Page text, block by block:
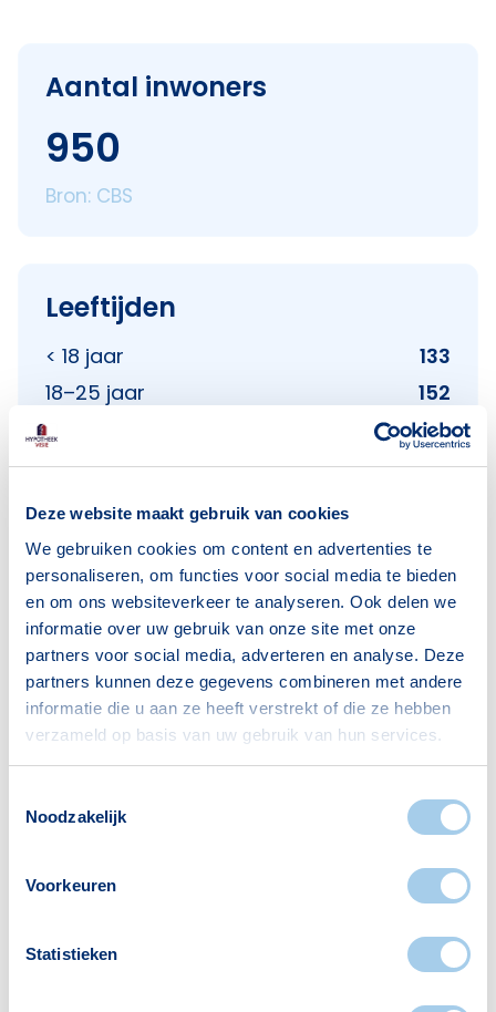
Deze website maakt gebruik van cookies
We gebruiken cookies om content en advertenties te
personaliseren, om functies voor social media te bieden
en om ons websiteverkeer te analyseren. Ook delen we
informatie over uw gebruik van onze site met onze
partners voor social media, adverteren en analyse. Deze
partners kunnen deze gegevens combineren met andere
informatie die u aan ze heeft verstrekt of die ze hebben
verzameld op basis van uw gebruik van hun services.
Noodzakelijk
Voorkeuren
Statistieken
Aantal inwoners
950
Bron: CBS
Leeftijden
< 18 jaar
133
18–25 jaar
152
25–45 jaar
162
45–65 jaar
323
65+ jaar
Bron: CBS
Huishoudens
Alleenwonend
55
Gezin zonder kinderen
124
Bron: CBS